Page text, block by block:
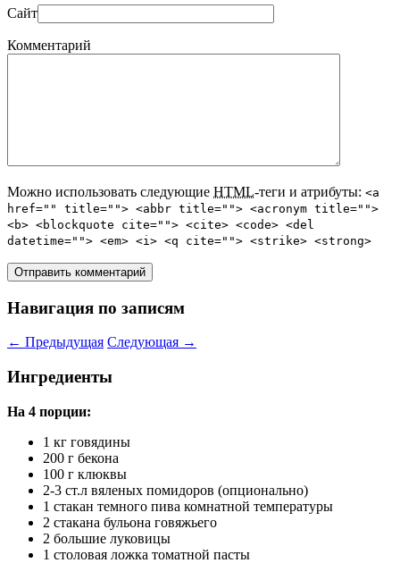
Сайт
Комментарий
Можно использовать следующие HTML-теги и атрибуты: <a
href="" title=""> <abbr title=""> <acronym title="">
<b> <blockquote cite=""> <cite> <code> <del
datetime=""> <em> <i> <q cite=""> <strike> <strong>
Навигация по записям
← Предыдущая Следующая →
Ингредиенты
На 4 порции:
1 кг говядины
200 г бекона
100 г клюквы
2-3 ст.л вяленых помидоров (опционально)
1 стакан темного пива комнатной температуры
2 стакана бульона говяжьего
2 большие луковицы
1 столовая ложка томатной пасты